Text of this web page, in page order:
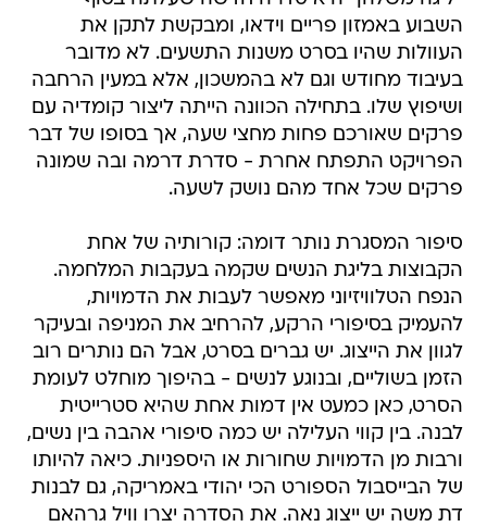
השבוע באמזון פריים וידאו, ומבקשת לתקן את
העוולות שהיו בסרט משנות התשעים. לא מדובר
בעיבוד מחודש וגם לא בהמשכון, אלא במעין הרחבה
ושיפוץ שלו. בתחילה הכוונה הייתה ליצור קומדיה עם
פרקים שאורכם פחות מחצי שעה, אך בסופו של דבר
הפרויקט התפתח אחרת - סדרת דרמה ובה שמונה
פרקים שכל אחד מהם נושק לשעה.
סיפור המסגרת נותר דומה: קורותיה של אחת
הקבוצות בליגת הנשים שקמה בעקבות המלחמה.
הנפח הטלוויזיוני מאפשר לעבות את הדמויות,
להעמיק בסיפורי הרקע, להרחיב את המניפה ובעיקר
לגוון את הייצוג. יש גברים בסרט, אבל הם נותרים רוב
הזמן בשוליים, ובנוגע לנשים - בהיפוך מוחלט לעומת
הסרט, כאן כמעט אין דמות אחת שהיא סטרייטית
לבנה. בין קווי העלילה יש כמה סיפורי אהבה בין נשים,
ורבות מן הדמויות שחורות או היספניות. כיאה להיותו
של הבייסבול הספורט הכי יהודי באמריקה, גם לבנות
דת משה יש ייצוג נאה. את הסדרה יצרו וויל גרהאם